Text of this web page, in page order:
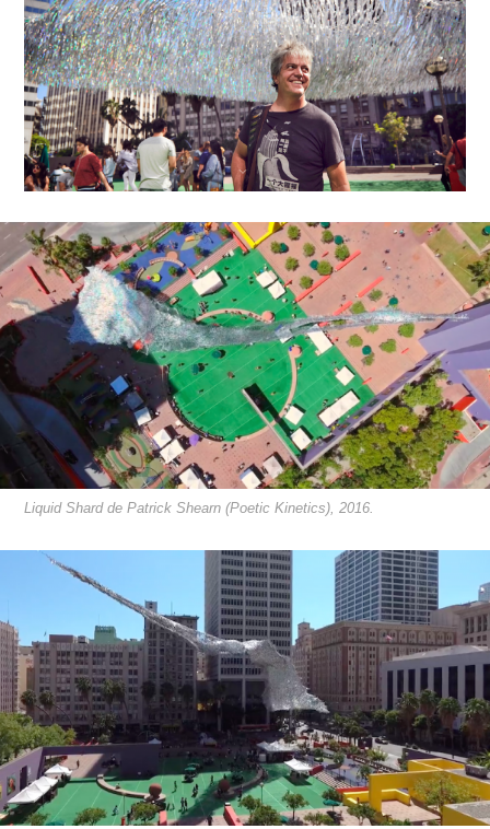
Liquid Shard de Patrick Shearn (Poetic Kinetics), 2016.